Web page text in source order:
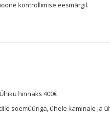
kontrollimise eesmärgil.
hinnaks 400€
soemüüriga, ühele kaminale ja